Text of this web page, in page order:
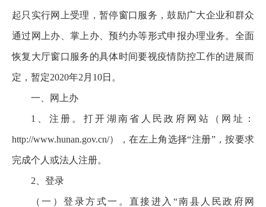
起只实行网上受理，暂停窗口服务，鼓励广大企业和群众
通过网上办、掌上办、预约办等形式申报办理业务。全面
恢复大厅窗口服务的具体时间要视疫情防控工作的进展而
定，暂定2020年2月10日。
一、网上办
1、注册。打开湖南省人民政府网站（网址：
http://www.hunan.gov.cn/），在左上角选择“注册”，按要求
完成个人或法人注册。
2、登录
（一）登录方式一。直接进入“南县人民政府网